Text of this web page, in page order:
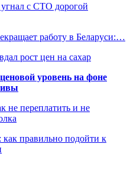
с СТО дорогой
работу в Беларуси:…
рост цен на сахар
уровень на фоне
не переплатить и не
правильно подойти к